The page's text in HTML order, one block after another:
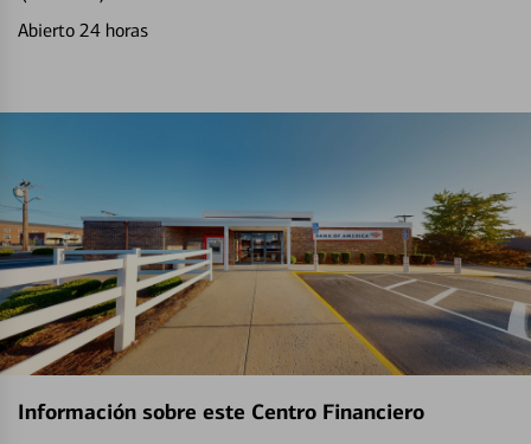
Abierto 24 horas
Información sobre este Centro Financiero